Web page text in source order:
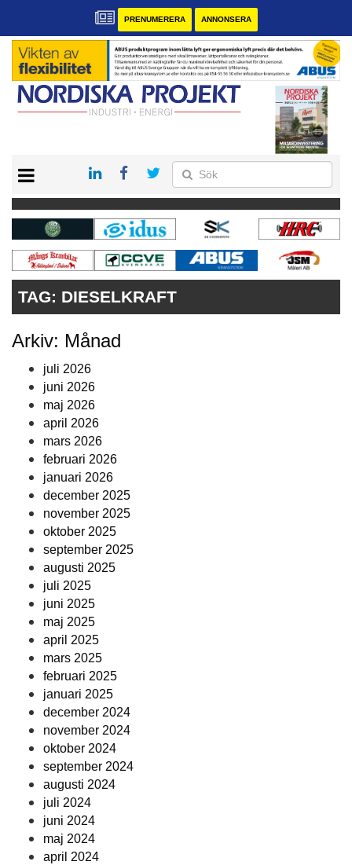
PRENUMERERA ANNONSERA
KONTAKT
VÅRA ANDRA MAGASIN
PRENUMERERA
ANNONSERA
TAG: DIESELKRAFT
Arkiv: Månad
juli 2026
juni 2026
maj 2026
april 2026
mars 2026
februari 2026
januari 2026
december 2025
november 2025
oktober 2025
september 2025
augusti 2025
juli 2025
juni 2025
maj 2025
april 2025
mars 2025
februari 2025
januari 2025
december 2024
november 2024
oktober 2024
september 2024
augusti 2024
juli 2024
juni 2024
maj 2024
april 2024